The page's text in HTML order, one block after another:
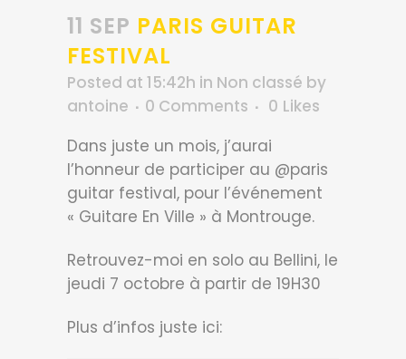
11 SEP PARIS GUITAR
FESTIVAL
Posted at 15:42h in Non classé by
antoine
0 Comments 0 Likes
Dans juste un mois, j’aurai
l’honneur de participer au @paris
guitar festival, pour l’événement
« Guitare En Ville » à Montrouge.
Retrouvez-moi en solo au Bellini, le
jeudi 7 octobre à partir de 19H30
Plus d’infos juste ici: